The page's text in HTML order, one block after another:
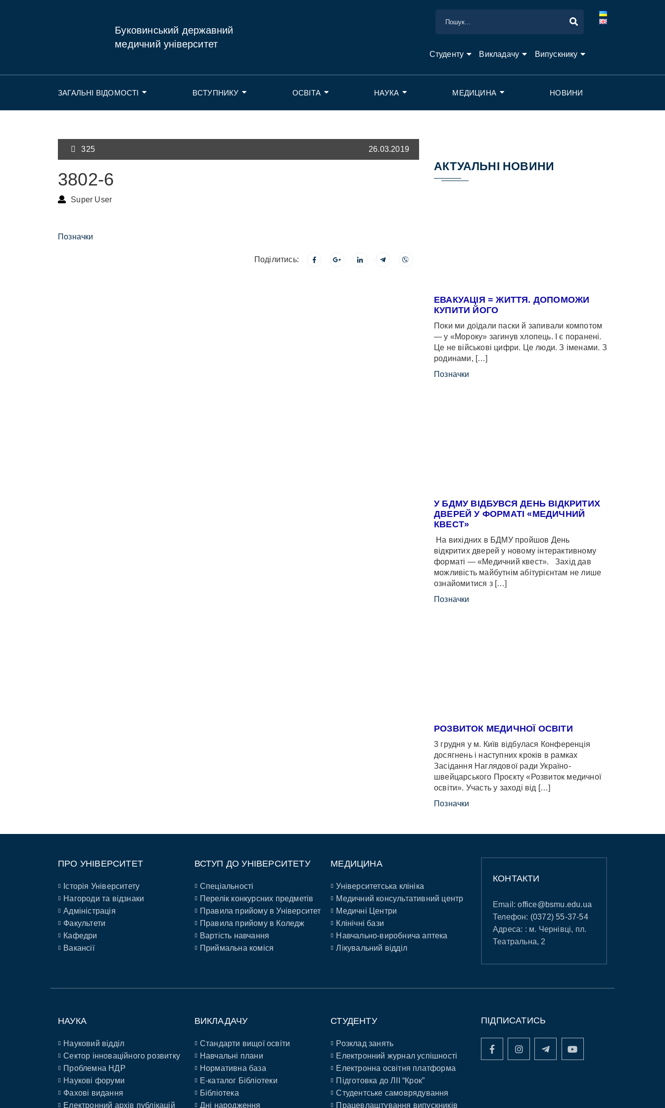
Буковинський державний
медичний університет
Студенту Викладачу Випускнику
ЗАГАЛЬНІ ВІДОМОСТІ ВСТУПНИКУ ОСВІТА НАУКА МЕДИЦИНА НОВИНИ
325 26.03.2019
3802-6
Super User
Позначки
Поділитись:
АКТУАЛЬНІ НОВИНИ
ЕВАКУАЦІЯ = ЖИТТЯ. ДОПОМОЖИ
КУПИТИ ЙОГО
Поки ми доїдали паски й запивали компотом
— у «Мороку» загинув хлопець. І є поранені.
Це не військові цифри. Це люди. З іменами. З
родинами, […]
Позначки
У БДМУ ВІДБУВСЯ ДЕНЬ ВІДКРИТИХ
ДВЕРЕЙ У ФОРМАТІ «МЕДИЧНИЙ
КВЕСТ»
На вихідних в БДМУ пройшов День
відкритих дверей у новому інтерактивному
форматі — «Медичний квест». Захід дав
можливість майбутнім абітурієнтам не лише
ознайомитися з […]
Позначки
РОЗВИТОК МЕДИЧНОЇ ОСВІТИ
3 грудня у м. Київ відбулася Конференція
досягнень і наступних кроків в рамках
Засідання Наглядової ради Україно-
швейцарського Проєкту «Розвиток медичної
освіти». Участь у заході від […]
Позначки
ПРО УНІВЕРСИТЕТ
Історія Університету
Нагороди та відзнаки
Адміністрація
Факультети
Кафедри
Вакансії
ВСТУП ДО УНІВЕРСИТЕТУ
Спеціальності
Перелік конкурсних предметів
Правила прийому в Університет
Правила прийому в Коледж
Вартість навчання
Приймальна коміся
МЕДИЦИНА
Університетська клініка
Медичний консультативний центр
Медичні Центри
Клінічні бази
Навчально-виробнича аптека
Лікувальний відділ
КОНТАКТИ
Email:office@bsmu.edu.ua
Телефон: (0372) 55-37-54
Адреса: : м. Чернівці, пл.
Театральна, 2
НАУКА
Науковий відділ
Сектор інноваційного розвитку
Проблемна НДР
Наукові форуми
Фахові видання
Електронний архів публікацій
ВИКЛАДАЧУ
Стандарти вищої освіти
Навчальні плани
Нормативна база
E-каталог Бібліотеки
Бібліотека
Дні народження
СТУДЕНТУ
Розклад занять
Електронний журнал успішності
Електронна освітня платформа
Підготовка до ЛІІ “Крок”
Студентське самоврядування
Працевлаштування випускників
ПІДПИСАТИСЬ